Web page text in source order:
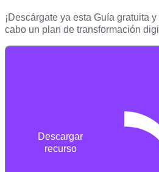
¡Descárgate ya esta Guía gratuita
cabo un plan de transformación
Descargar
recurso